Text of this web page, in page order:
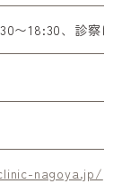
〜18:30、診察は
nagoya.jp/